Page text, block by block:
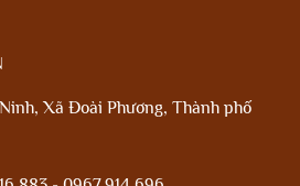
Xã Đoài Phương, Thành phố